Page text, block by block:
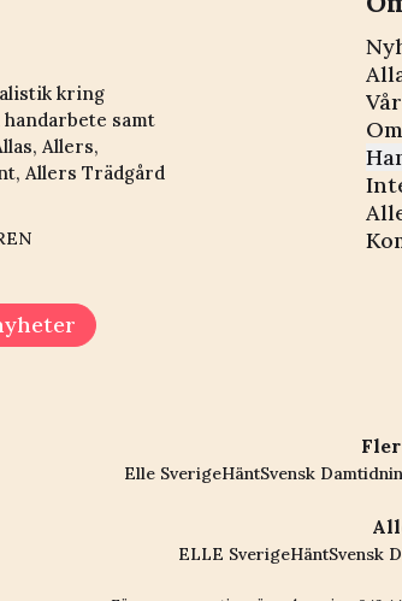
kring
samt
Allers,
Allers Trädgård
Elle SverigeHäntSvensk
ELLE SverigeHäntSvensk